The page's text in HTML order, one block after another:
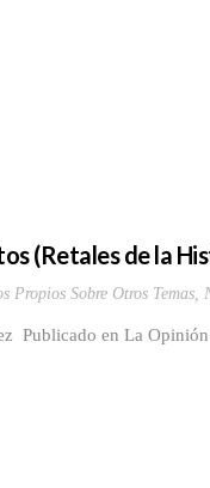
(Retales de la
Propios Sobre Otros Temas,
Publicado en La